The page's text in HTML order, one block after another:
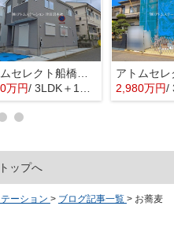
万円/ 3LDK＋1S(納戸) 2,980万円/
ップへ
ーション > ブログ記事一覧 > お蕎麦